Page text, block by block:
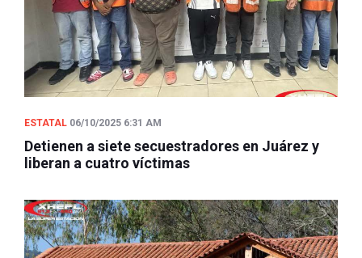
ESTATAL 06/10/2025 6:31 AM
Detienen a siete secuestradores en Juárez y
liberan a cuatro víctimas